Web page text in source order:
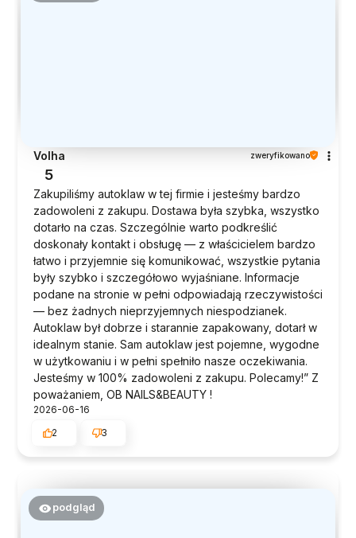
Volha zweryfikowano
5
Zakupiliśmy autoklaw w tej firmie i jesteśmy bardzo
zadowoleni z zakupu. Dostawa była szybka, wszystko
dotarło na czas. Szczególnie warto podkreślić
doskonały kontakt i obsługę — z właścicielem bardzo
łatwo i przyjemnie się komunikować, wszystkie pytania
były szybko i szczegółowo wyjaśniane. Informacje
podane na stronie w pełni odpowiadają rzeczywistości
— bez żadnych nieprzyjemnych niespodzianek.
Autoklaw był dobrze i starannie zapakowany, dotarł w
idealnym stanie. Sam autoklaw jest pojemne, wygodne
w użytkowaniu i w pełni spełniło nasze oczekiwania.
Jesteśmy w 100% zadowoleni z zakupu. Polecamy!” Z
poważaniem, OB NAILS&BEAUTY !
2026-06-16
2
3
podgląd